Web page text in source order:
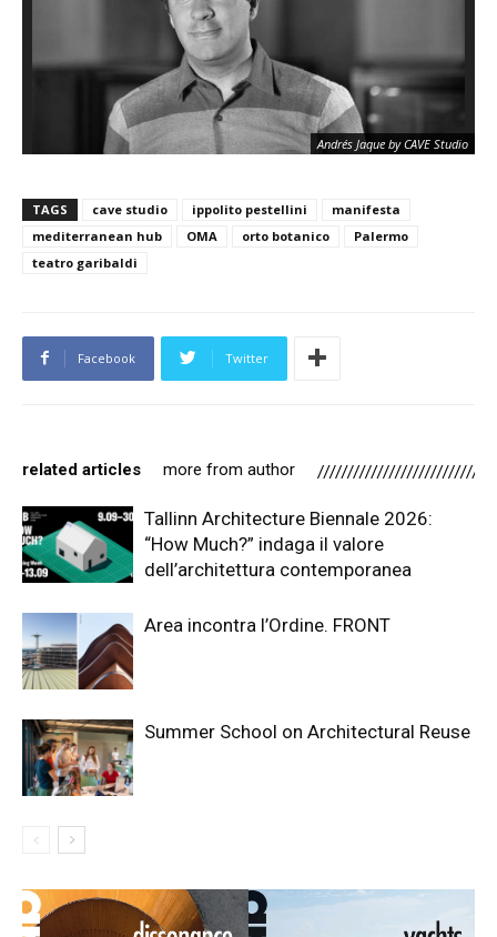
Andrés Jaque by CAVE Studio
TAGS cave studio ippolito pestellini
manifesta
mediterranean hub
OMA orto botanico
Palermo
teatro garibaldi
Facebook Twitter
related articles more from author
Tallinn Architecture Biennale 2026:
“How Much?” indaga il valore
dell’architettura contemporanea
Area incontra l’Ordine. FRONT
Summer School on Architectural Reuse